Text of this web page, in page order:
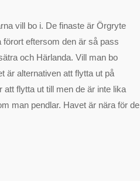
vill bo i. De finaste är Örgryte
eftersom den är så pass
och Härlanda. Vill man bo
är alternativen att flytta ut på
flytta ut till men de är inte lika
man pendlar. Havet är nära för de